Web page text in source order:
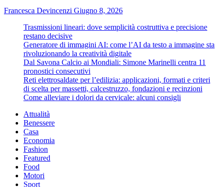
Francesca Devincenzi Giugno 8, 2026
Trasmissioni lineari: dove semplicità costruttiva e precisione
restano decisive
Generatore di immagini AI: come l’AI da testo a immagine sta
rivoluzionando la creatività digitale
Dal Savona Calcio ai Mondiali: Simone Marinelli centra 11
pronostici consecutivi
Reti elettrosaldate per l’edilizia: applicazioni, formati e criteri
di scelta per massetti, calcestruzzo, fondazioni e recinzioni
Come alleviare i dolori da cervicale: alcuni consigli
Attualità
Benessere
Casa
Economia
Fashion
Featured
Food
Motori
Sport